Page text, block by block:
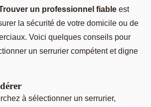
un professionnel fiable est
la sécurité de votre domicile ou de
Voici quelques conseils pour
un serrurier compétent et digne
à sélectionner un serrurier,